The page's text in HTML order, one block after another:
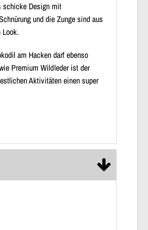
schicke Design mit
und die Zunge sind aus
am Hacken darf ebenso
Premium Wildleder ist der
Aktivitäten einen super